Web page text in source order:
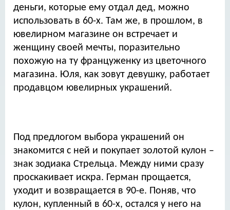
деньги, которые ему отдал дед, можно
использовать в 60-х. Там же, в прошлом, в
ювелирном магазине он встречает и
женщину своей мечты, поразительно
похожую на ту француженку из цветочного
магазина. Юля, как зовут девушку, работает
продавцом ювелирных украшений.
Под предлогом выбора украшений он
знакомится с ней и покупает золотой кулон –
знак зодиака Стрельца. Между ними сразу
проскакивает искра. Герман прощается,
уходит и возвращается в 90-е. Поняв, что
кулон, купленный в 60-х, остался у него на